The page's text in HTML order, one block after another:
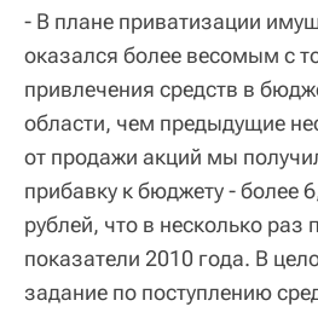
- В плане приватизации
оказался более весомым с
привлечения средств в
области, чем предыдущие
от продажи акций мы
прибавку к бюджету - более
рублей, что в несколько раз
показатели 2010 года. В
задание по поступлению